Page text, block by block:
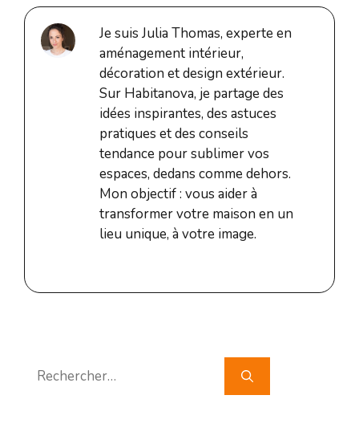
Je suis Julia Thomas, experte en
aménagement intérieur,
décoration et design extérieur.
Sur Habitanova, je partage des
idées inspirantes, des astuces
pratiques et des conseils
tendance pour sublimer vos
espaces, dedans comme dehors.
Mon objectif : vous aider à
transformer votre maison en un
lieu unique, à votre image.
Rechercher :